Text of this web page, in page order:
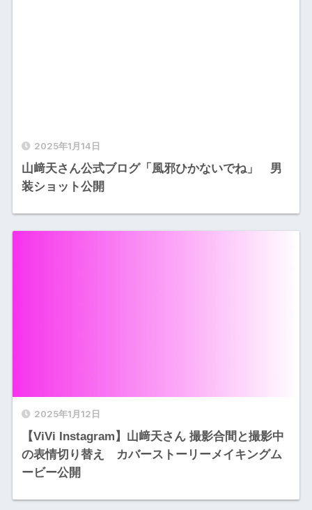
2025年1月14日
山﨑天さん公式ブログ「風邪ひかないでね」 男
装ショット公開
2025年1月12日
【ViVi Instagram】山﨑天さん 撮影合間と撮影中
の表情切り替え カバーストーリーメイキングム
ービー公開